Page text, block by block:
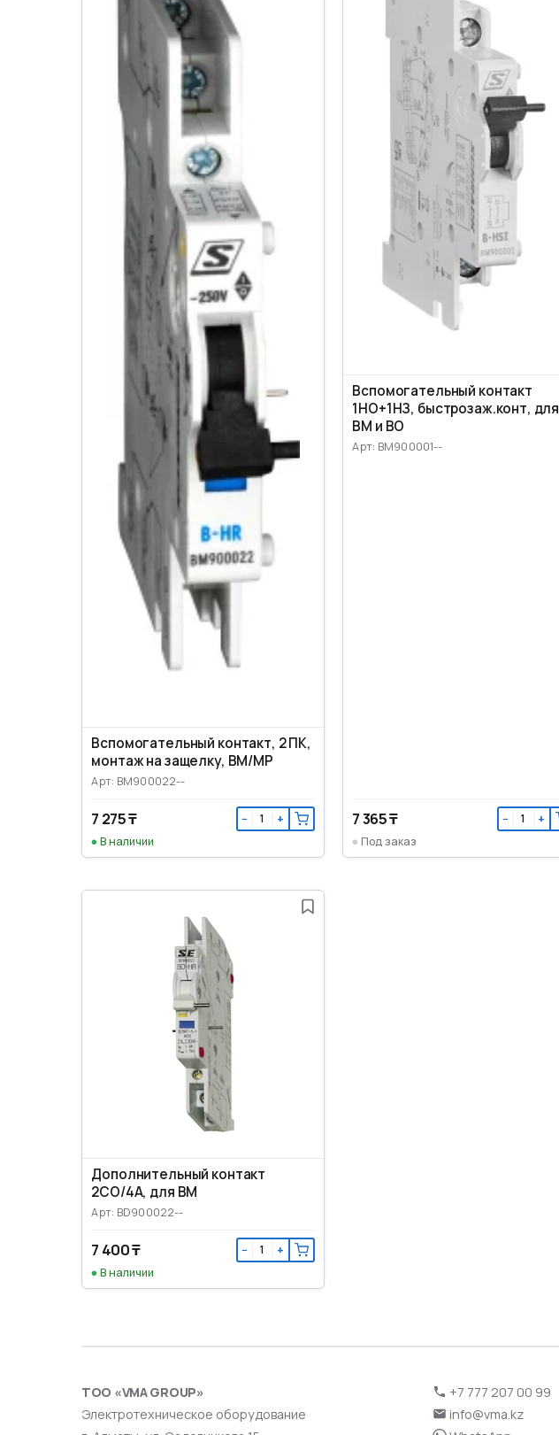
Вспомогательный контакт, 2 ПК,
монтаж на защелку, ВМ/МР
Арт: BM900022--
7 275 ₸ − +
В наличии
Вспомогательный контакт
1НО+1НЗ, быстрозаж.конт, для
ВМ и ВО
Арт: BM900001--
7 365 ₸ − +
Под заказ
Дополнительный контакт
2CO/4A, для ВМ
Арт: BD900022--
7 400 ₸ − +
В наличии
ТОО «VMA GROUP»
Электротехническое оборудование
+7 777 207 00 99
info@vma.kz